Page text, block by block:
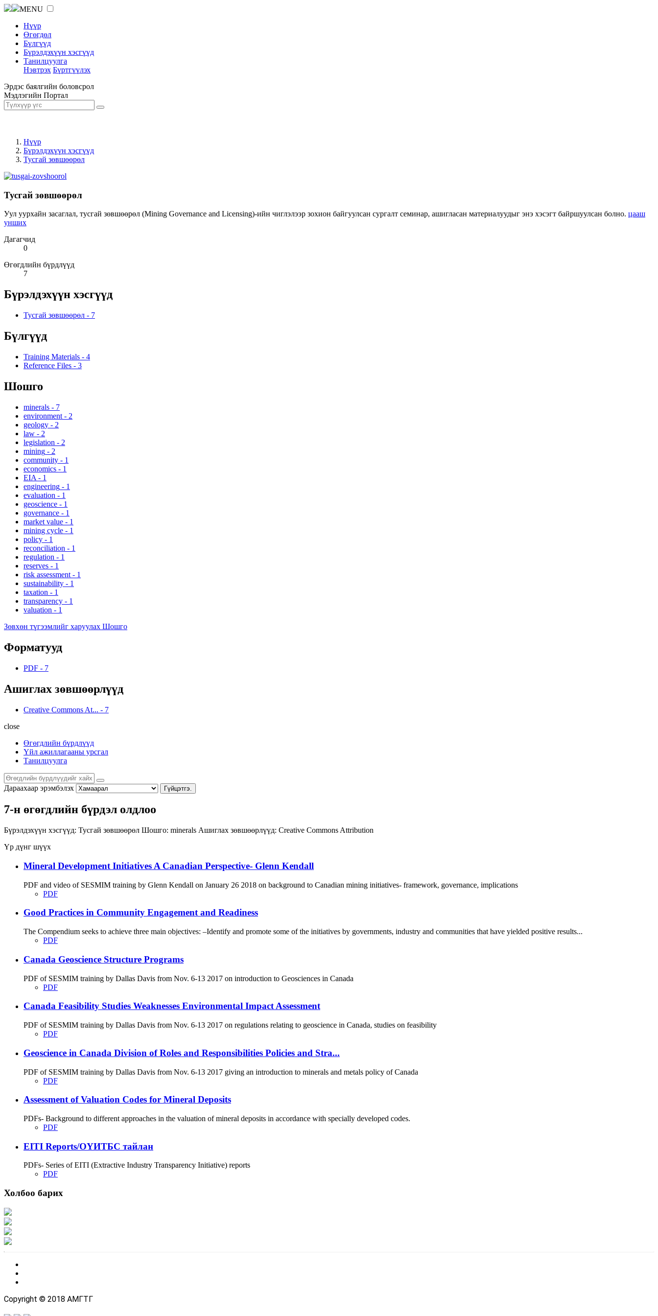
MENU
Нүүр
Өгөгдөл
Бүлгүүд
Бүрэлдэхүүн хэсгүүд
Танилцуулга
Нэвтрэх Бүртгүүлэх
Эрдэс баялгийн боловсрол
Мэдлэгийн Портал
Нүүр
Бүрэлдэхүүн хэсгүүд
Тусгай зөвшөөрөл
Тусгай зөвшөөрөл
Уул уурхайн засаглал, тусгай зөвшөөрөл (Mining Governance and Licensing)-ийн чиглэлээр зохион байгуулсан сургалт семинар, ашигласан материалуудыг энэ хэсэгт байршуулсан болно. цааш
унших
Дагагчид
0
Өгөгдлийн бүрдлүүд
7
Бүрэлдэхүүн хэсгүүд
Тусгай зөвшөөрөл - 7
Бүлгүүд
Training Materials - 4
Reference Files - 3
Шошго
minerals - 7
environment - 2
geology - 2
law - 2
legislation - 2
mining - 2
community - 1
economics - 1
EIA - 1
engineering - 1
evaluation - 1
geoscience - 1
governance - 1
market value - 1
mining cycle - 1
policy - 1
reconciliation - 1
regulation - 1
reserves - 1
risk assessment - 1
sustainability - 1
taxation - 1
transparency - 1
valuation - 1
Зөвхөн түгээмлийг харуулах Шошго
Форматууд
PDF - 7
Ашиглах зөвшөөрлүүд
Creative Commons At... - 7
close
Өгөгдлийн бүрдлүүд
Үйл ажиллагааны урсгал
Танилцуулга
Дараахаар эрэмбэлэх Гүйцэтгэ.
7-н өгөгдлийн бүрдэл олдлоо
Бүрэлдэхүүн хэсгүүд: Тусгай зөвшөөрөл Шошго: minerals Ашиглах зөвшөөрлүүд: Creative Commons Attribution
Үр дүнг шүүх
Mineral Development Initiatives A Canadian Perspective- Glenn Kendall
PDF and video of SESMIM training by Glenn Kendall on January 26 2018 on background to Canadian mining initiatives- framework, governance, implications
PDF
Good Practices in Community Engagement and Readiness
The Compendium seeks to achieve three main objectives: –Identify and promote some of the initiatives by governments, industry and communities that have yielded positive results...
PDF
Canada Geoscience Structure Programs
PDF of SESMIM training by Dallas Davis from Nov. 6-13 2017 on introduction to Geosciences in Canada
PDF
Canada Feasibility Studies Weaknesses Environmental Impact Assessment
PDF of SESMIM training by Dallas Davis from Nov. 6-13 2017 on regulations relating to geoscience in Canada, studies on feasibility
PDF
Geoscience in Canada Division of Roles and Responsibilities Policies and Stra...
PDF of SESMIM training by Dallas Davis from Nov. 6-13 2017 giving an introduction to minerals and metals policy of Canada
PDF
Assessment of Valuation Codes for Mineral Deposits
PDFs- Background to different approaches in the valuation of mineral deposits in accordance with specially developed codes.
PDF
EITI Reports/ОҮИТБС тайлан
PDFs- Series of EITI (Extractive Industry Transparency Initiative) reports
PDF
Холбоо барих
Copyright © 2018 АМГТГ